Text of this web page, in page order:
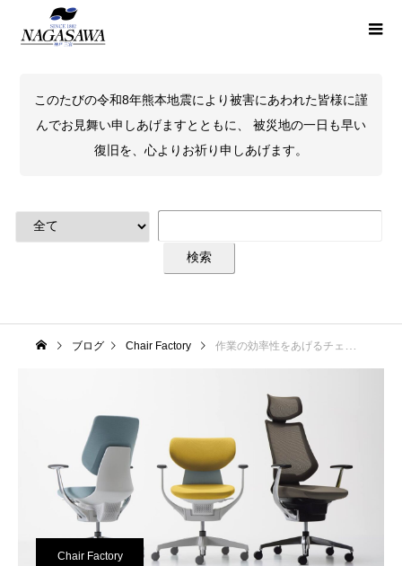
このたびの令和8年熊本地震により被害にあわれた皆様に謹
んでお見舞い申しあげますとともに、 被災地の一日も早い
復旧を、心よりお祈り申しあげます。
ブログ Chair Factory 作業の効率性をあげるチェア!! コクヨ ingチェア
Chair Factory